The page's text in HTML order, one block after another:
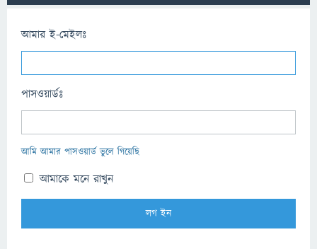
আমার ই-মেইলঃ
পাসওয়ার্ডঃ
আমি আমার পাসওয়ার্ড ভুলে গিয়েছি
আমাকে মনে রাখুন